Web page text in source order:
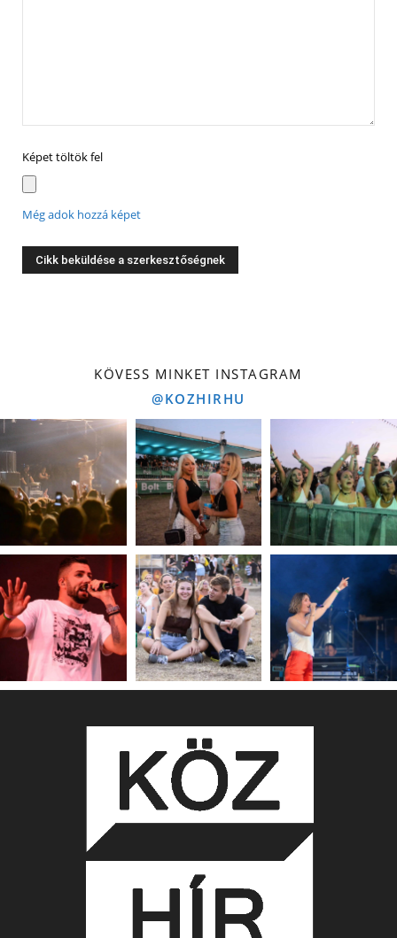
Képet töltök fel
Még adok hozzá képet
KÖVESS MINKET INSTAGRAM
@KOZHIRHU